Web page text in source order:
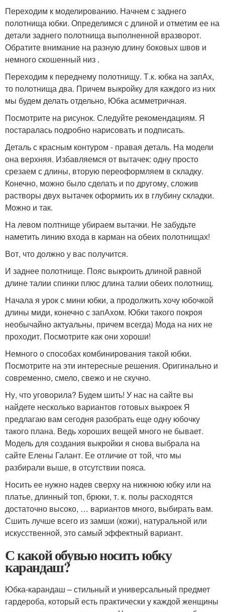
Переходим к моделированию. Начнем с заднего
полотнища юбки. Определимся с длиной и отметим ее на
детали заднего полотнища выполненной вразворот.
Обратите внимание на разную длину боковых швов и
немного скошенный низ .
Переходим к переднему полотнищу. Т.к. юбка на запАх,
то полотнища два. Причем выкройку для каждого из них
мы будем делать отдельно, Юбка асмметричная.
Посмотрите на рисунок. Следуйте рекомендациям. Я
постаралась подробно нарисовать и подписать.
Деталь с красным контуром - правая деталь. На модели
она верхняя. Избавляемся от вытачек: одну просто
срезаем с длины, вторую переоформляем в складку.
Конечно, можно было сделать и по другому, сложив
растворы двух вытачек оформить их в глубину складки.
Можно и так.
На левом полтнище убираем вытачки. Не забудьте
наметить линию входа в карман на обеих полотнищах!
Вот, что должно у вас получится.
И заднее полотнище. Пояс выкроить длиной равной
длине талии спинки плюс длина талии обеих полотнищ.
Начала я урок с мини юбки, а продолжить хочу юбочкой
длины миди, конечно с запАхом. Юбки такого покроя
необычайно актуальны, причем всегда) Мода на них не
проходит. Посмотрите как они хороши!
Немного о способах комбинирования такой юбки.
Посмотрите на эти интересные решения. Оригинально и
современно, смело, свежо и не скучно.
Ну, что уговорила? Будем шить! У нас на сайте вы
найдете несколько вариантов готовых выкроек Я
предлагаю вам сегодня разобрать еще одну юбочку
такого плана. Ведь хороших вещей много не бывает.
Модель для создания выкройки я снова выбрала на
сайте Елены Галант. Ее отличие от той, что мы
разбирали выше, в отсутствии пояса.
Носить ее нужно надев сверху на нижнюю юбку или на
платье, длинный топ, брюки, т. к. полы расходятся
достаточно высоко, … вариантов много, выбирать вам.
Сшить лучше всего из замши (кожи), натуральной или
искусственной, это самый эффектный вариант.
С какой обувью носить юбку
карандаш?
Юбка-карандаш – стильный и универсальный предмет
гардероба, который есть практически у каждой женщины